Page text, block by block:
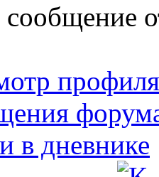
сообщение
профиля
в дневнике